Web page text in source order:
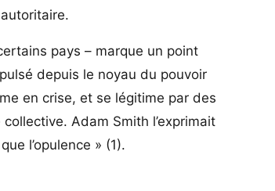
pays – marque un point
depuis le noyau du pouvoir
en crise, et se légitime par des
Adam Smith l’exprimait
l’opulence » (1).